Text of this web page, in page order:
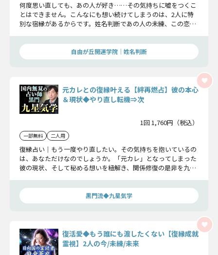
何度思い直しても、あの人が好き……その気持ちに嘘をつくこ
とはできません。こんなにも想い続けてしまうのは、2人に特
別な宿縁があるからです。姓名判断であの人の未練、この恋の
自由が丘開運学院│姓名判断
元カレとの復縁叶える【絆再燃占】彼の本心
＆現状◆やり直し転機⇒次
1回 1,760円（税込）
一部無料 二人用
復縁占い｜もう一度やり直したい。その気持ちを抱いているの
は、あなただけなのでしょうか。「元カレ」となってしまった
彼の現状、そして秘める想いを紐解き、関係修復の是非を九星
黒門流◆九星気学
復活愛◆もう誰にも渡したくない【復縁成就
霊視】2人の今/未練/未来